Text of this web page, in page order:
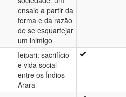
ensaio a partir da
forma e da razão
de se esquartejar
um inimigo
Ieipari: sacrifício
e vida social
entre os Índios
Arara